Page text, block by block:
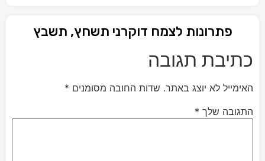
פתרונות לצמח דוקרני תשחץ, תשבץ
כתיבת תגובה
האימייל לא יוצג באתר. שדות החובה מסומנים *
התגובה שלך *